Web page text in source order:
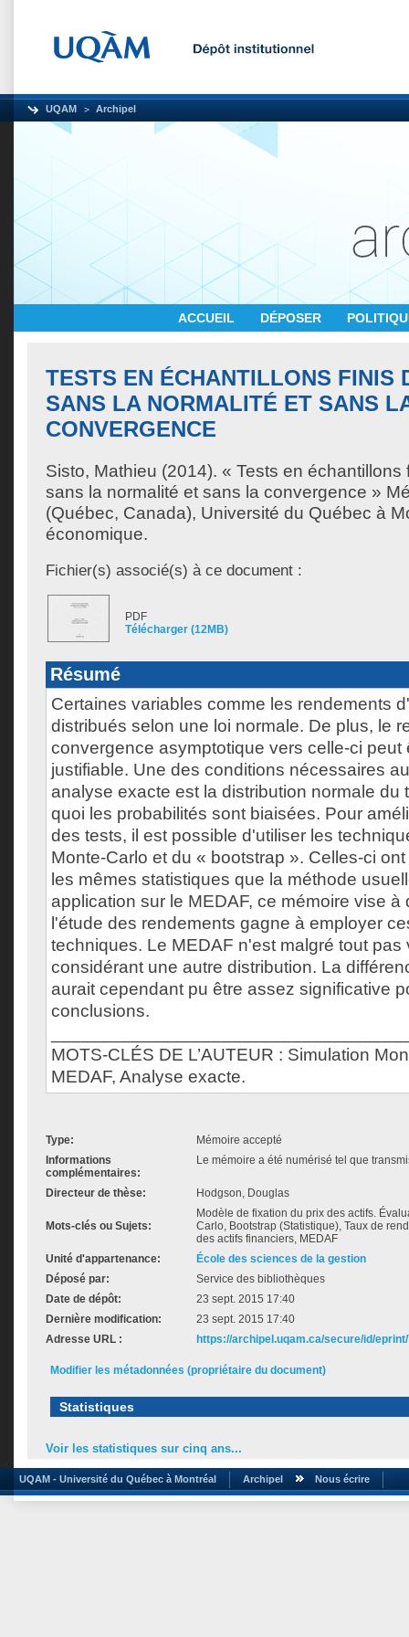
UQAM Archipel
ACCUEIL DÉPOSER
TESTS EN ÉCHANTILLONS FINIS
SANS LA NORMALITÉ ET SANS
CONVERGENCE
Sisto, Mathieu (2014). « Tests en échantillons
sans la normalité et sans la convergence »
(Québec, Canada), Université du Québec à
économique.
Fichier(s) associé(s) à ce document :
PDF
Télécharger (12MB)
Résumé
Certaines variables comme les rendements
distribués selon une loi normale. De plus, le
convergence asymptotique vers celle-ci peut
justifiable. Une des conditions nécessaires
analyse exacte est la distribution normale du
quoi les probabilités sont biaisées. Pour
des tests, il est possible d'utiliser les
Monte-Carlo et du « bootstrap ». Celles-ci
les mêmes statistiques que la méthode
application sur le MEDAF, ce mémoire vise à
l'étude des rendements gagne à employer
techniques. Le MEDAF n'est malgré tout pas
considérant une autre distribution. La
aurait cependant pu être assez significative
conclusions.
MOTS-CLÉS DE L’AUTEUR : Simulation
MEDAF, Analyse exacte.
Type:
Mémoire accepté
Informations
complémentaires:
Le mémoire a été numérisé tel que
Directeur de thèse: Hodgson, Douglas
Mots-clés ou Sujets:
Modèle de fixation du prix des actifs.
Carlo, Bootstrap (Statistique), Taux de
des actifs financiers, MEDAF
Unité d'appartenance:
École des sciences de la gestion
Déposé par:
Service des bibliothèques
Date de dépôt:
23 sept. 2015 17:40
Dernière modification:
23 sept. 2015 17:40
Adresse URL :
https://archipel.uqam.ca/secure/id/
Modifier les métadonnées (propriétaire du document)
Statistiques
Voir les statistiques sur cinq ans...
UQAM - Université du Québec à Montréal Archipel Nous écrire